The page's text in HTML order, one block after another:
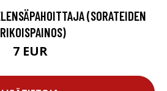
(SORATEIDEN
7 EUR